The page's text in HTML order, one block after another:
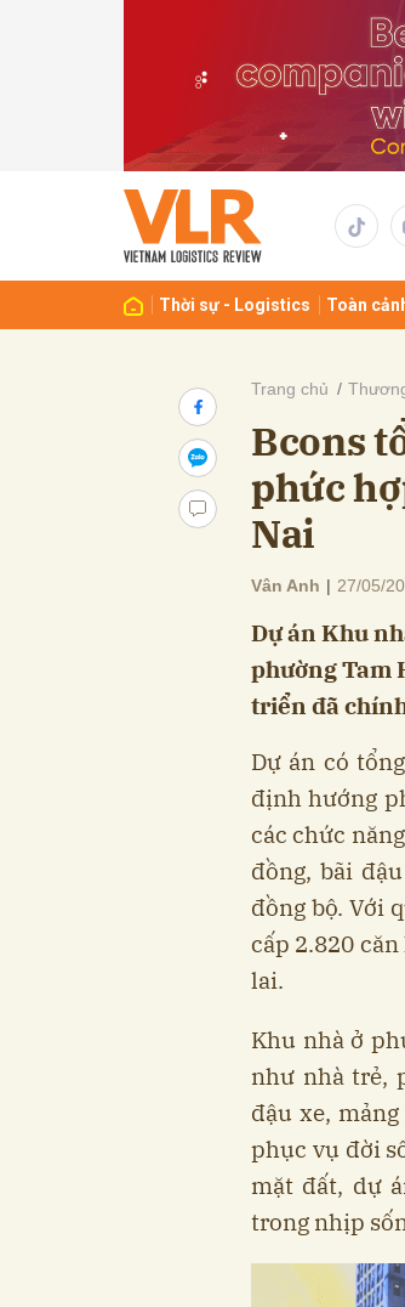
Thời sự - Logistics Toàn
Trang chủ
Bcons
phức
Nai
Vân Anh | 27/05/
Dự án Khu
phường Tam
triển đã
Dự án có
định hướng
các chức
đồng, bãi
đồng bộ. Với
cấp 2.820
lai.
Khu nhà ở
như nhà trẻ,
đậu xe,
phục vụ đời
mặt đất, dự
trong nhịp